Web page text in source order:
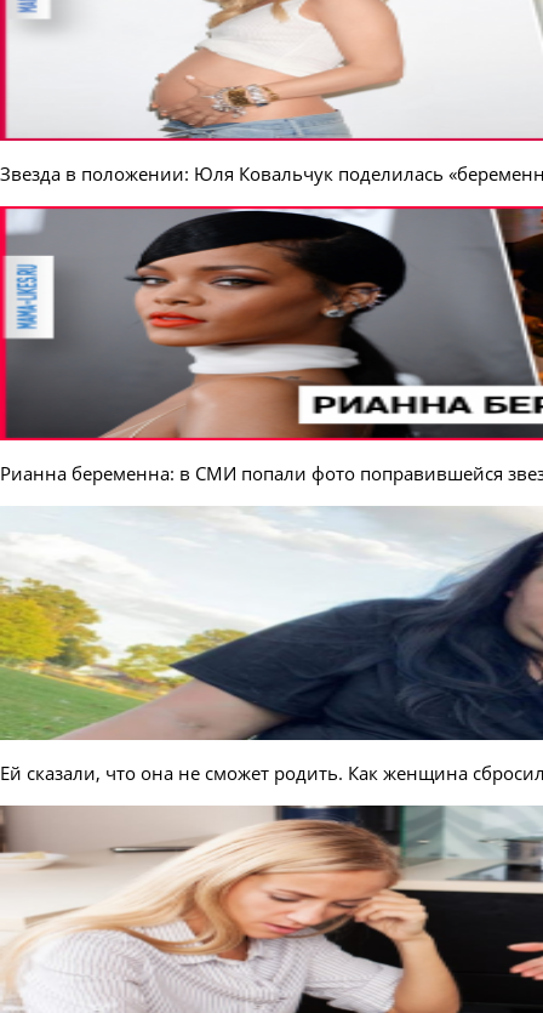
Звезда в положении: Юля Ковальчук поделилась
Рианна беременна: в СМИ попали фото поправившейся
Ей сказали, что она не сможет родить. Как женщина